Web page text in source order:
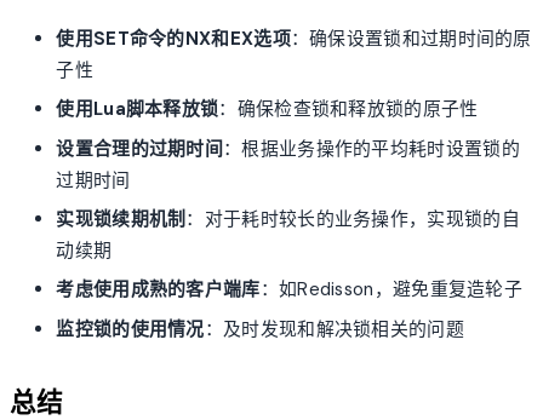
使用SET命令的NX和EX选项：确保设置锁和过期时间的原
子性
使用Lua脚本释放锁：确保检查锁和释放锁的原子性
设置合理的过期时间：根据业务操作的平均耗时设置锁的
过期时间
实现锁续期机制 ：对于耗时较长的业务操作，实现锁的自
动续期
考虑使用成熟的客户端库：如Redisson，避免重复造轮子
监控锁的使用情况：及时发现和解决锁相关的问题
总结